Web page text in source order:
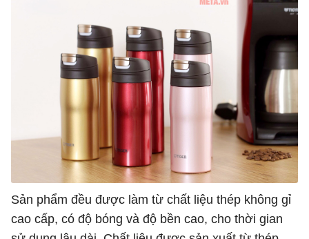
Sản phẩm đều được làm từ chất liệu thép không gỉ
cao cấp, có độ bóng và độ bền cao, cho thời gian